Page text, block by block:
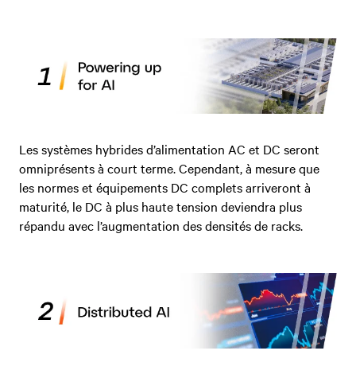
Les systèmes hybrides d’alimentation AC et DC seront
omniprésents à court terme. Cependant, à mesure que
les normes et équipements DC complets arriveront à
maturité, le DC à plus haute tension deviendra plus
répandu avec l’augmentation des densités de racks.